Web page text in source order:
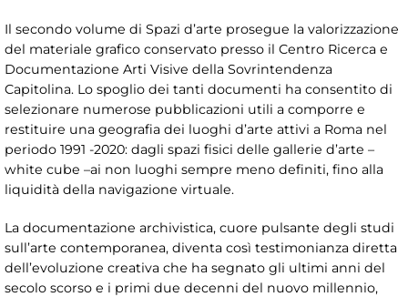
Il secondo volume di Spazi d’arte prosegue la valorizzazione
del materiale grafico conservato presso il Centro Ricerca e
Documentazione Arti Visive della Sovrintendenza
Capitolina. Lo spoglio dei tanti documenti ha consentito di
selezionare numerose pubblicazioni utili a comporre e
restituire una geografia dei luoghi d’arte attivi a Roma nel
periodo 1991 -2020: dagli spazi fisici delle gallerie d’arte –
white cube –ai non luoghi sempre meno definiti, fino alla
liquidità della navigazione virtuale.
La documentazione archivistica, cuore pulsante degli studi
sull’arte contemporanea, diventa così testimonianza diretta
dell’evoluzione creativa che ha segnato gli ultimi anni del
secolo scorso e i primi due decenni del nuovo millennio,